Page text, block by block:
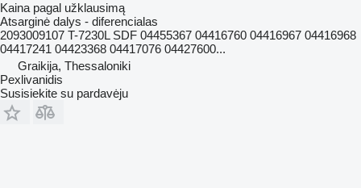
Kaina pagal užklausimą
Atsarginė dalys - diferencialas
2093009107 T-7230L SDF 04455367 04416760 04416967 04416968
04417241 04423368 04417076 04427600...
Graikija, Thessaloniki
Pexlivanidis
Susisiekite su pardavėju